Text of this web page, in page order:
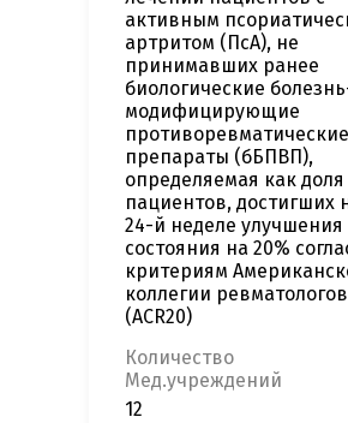
активным
артритом (ПсА), не
принимавших ранее
биологические
модифицирующие
противоревматические
препараты (бБПВП),
определяемая как доля
пациентов, достигших
24-й неделе улучшения
состояния на 20%
критериям
коллегии ревматологов
(ACR20)
Количество
Мед.учреждений
12